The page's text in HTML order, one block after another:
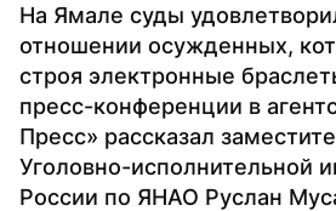
На Ямале суды
отношении осужденных,
строя электронные
пресс-конференции в
Пресс» рассказал
Уголовно-исполнительной
России по ЯНАО Руслан